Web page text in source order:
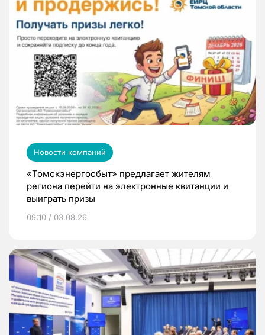
Новости компаний
«Томскэнергосбыт» предлагает жителям
региона перейти на электронные квитанции и
выиграть призы
09:10 / 03.08.26